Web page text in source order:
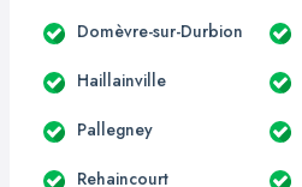
Domèvre-sur-Durbion
Haillainville
Pallegney
Rehaincourt